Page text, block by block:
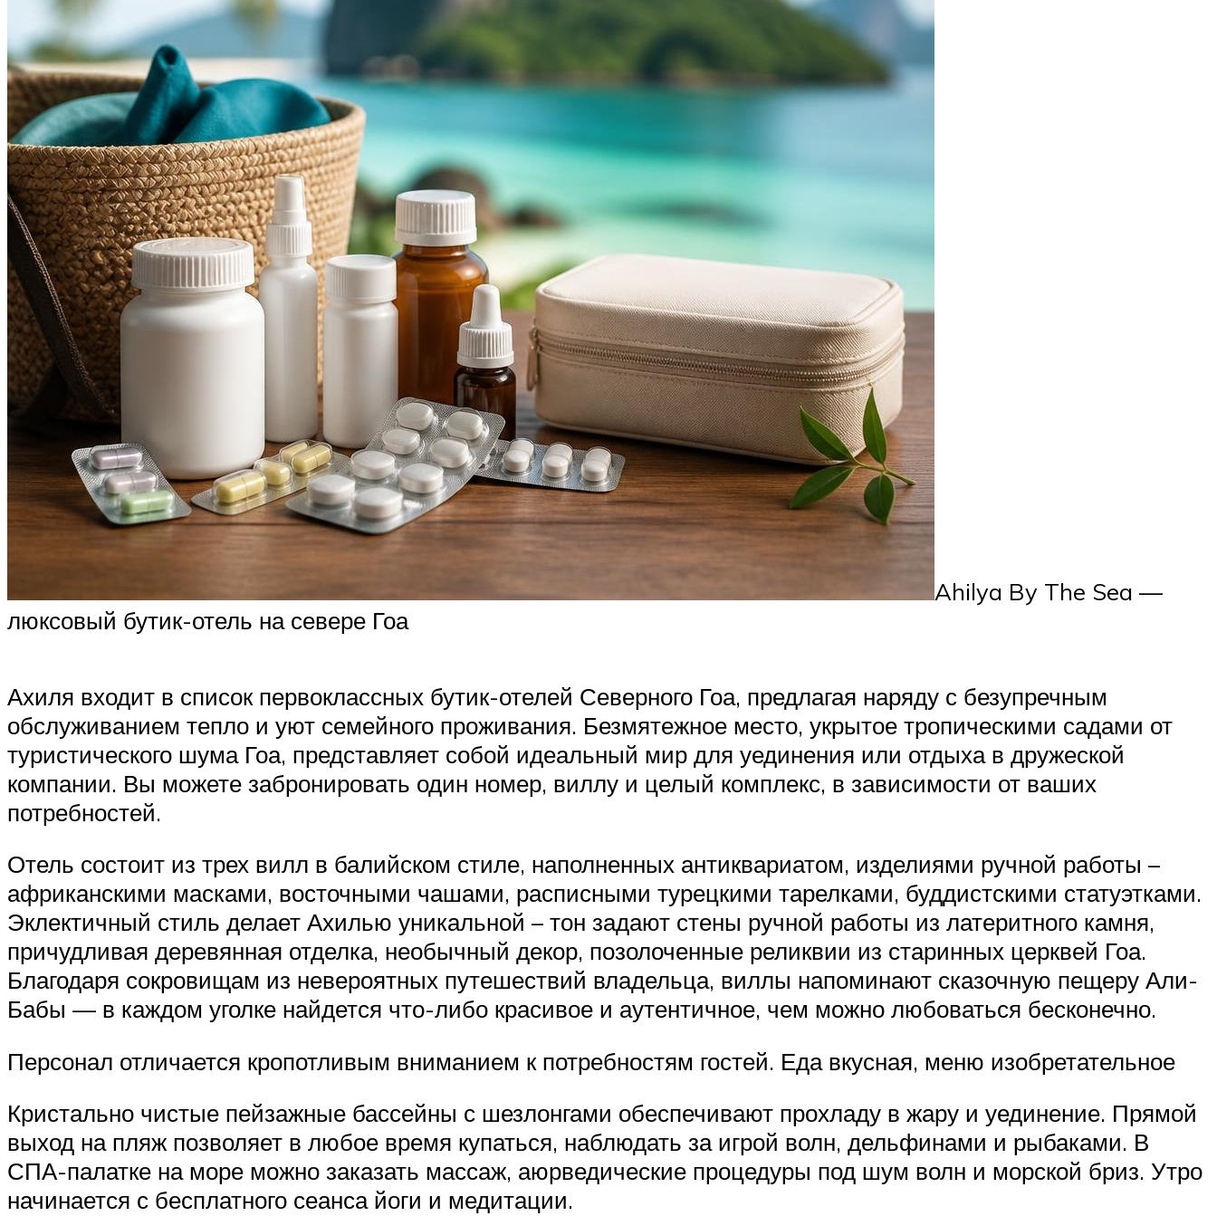
Ahilya By The Sea —
люксовый бутик-отель на севере Гоа
Ахиля входит в список первоклассных бутик-отелей Северного Гоа, предлагая наряду с безупречным
обслуживанием тепло и уют семейного проживания. Безмятежное место, укрытое тропическими садами от
туристического шума Гоа, представляет собой идеальный мир для уединения или отдыха в дружеской
компании. Вы можете забронировать один номер, виллу и целый комплекс, в зависимости от ваших
потребностей.
Отель состоит из трех вилл в балийском стиле, наполненных антиквариатом, изделиями ручной работы –
африканскими масками, восточными чашами, расписными турецкими тарелками, буддистскими статуэтками.
Эклектичный стиль делает Ахилью уникальной – тон задают стены ручной работы из латеритного камня,
причудливая деревянная отделка, необычный декор, позолоченные реликвии из старинных церквей Гоа.
Благодаря сокровищам из невероятных путешествий владельца, виллы напоминают сказочную пещеру Али-
Бабы — в каждом уголке найдется что-либо красивое и аутентичное, чем можно любоваться бесконечно.
Персонал отличается кропотливым вниманием к потребностям гостей. Еда вкусная, меню изобретательное
Кристально чистые пейзажные бассейны с шезлонгами обеспечивают прохладу в жару и уединение. Прямой
выход на пляж позволяет в любое время купаться, наблюдать за игрой волн, дельфинами и рыбаками. В
СПА-палатке на море можно заказать массаж, аюрведические процедуры под шум волн и морской бриз. Утро
начинается с бесплатного сеанса йоги и медитации.